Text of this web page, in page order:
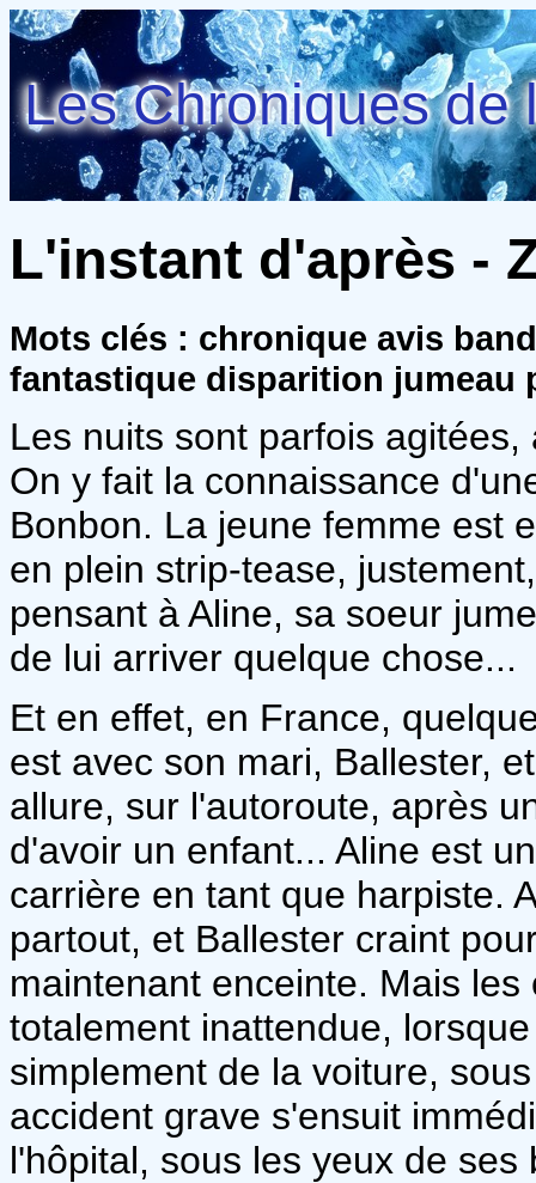
Les Chroniques de
L'instant d'après -
Mots clés : chronique avis
fantastique disparition jumeau
Les nuits sont parfois
On y fait la connaissance
Bonbon. La jeune femme est
en plein strip-tease,
pensant à Aline, sa soeur
de lui arriver quelque chose...
Et en effet, en France,
est avec son mari, Ballester,
allure, sur l'autoroute, après
d'avoir un enfant... Aline est
carrière en tant que harpiste.
partout, et Ballester craint
maintenant enceinte. Mais
totalement inattendue,
simplement de la voiture,
accident grave s'ensuit
l'hôpital, sous les yeux de ses